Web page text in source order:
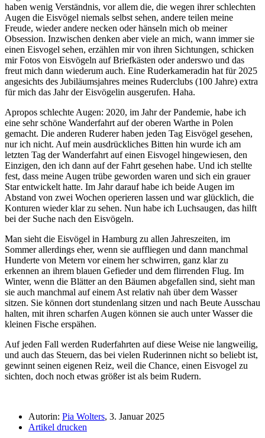
haben wenig Verständnis, vor allem die, die wegen ihrer schlechten
Augen die Eisvögel niemals selbst sehen, andere teilen meine
Freude, wieder andere necken oder hänseln mich ob meiner
Obsession. Inzwischen denken aber viele an mich, wann immer sie
einen Eisvogel sehen, erzählen mir von ihren Sichtungen, schicken
mir Fotos von Eisvögeln auf Briefkästen oder anderswo und das
freut mich dann wiederum auch. Eine Ruderkameradin hat für 2025
angesichts des Jubiläumsjahres meines Ruderclubs (100 Jahre) extra
für mich das Jahr der Eisvögelin ausgerufen. Haha.
Apropos schlechte Augen: 2020, im Jahr der Pandemie, habe ich
eine sehr schöne Wanderfahrt auf der oberen Warthe in Polen
gemacht. Die anderen Ruderer haben jeden Tag Eisvögel gesehen,
nur ich nicht. Auf mein ausdrückliches Bitten hin wurde ich am
letzten Tag der Wanderfahrt auf einen Eisvogel hingewiesen, den
Einzigen, den ich dann auf der Fahrt gesehen habe. Und ich stellte
fest, dass meine Augen trübe geworden waren und sich ein grauer
Star entwickelt hatte. Im Jahr darauf habe ich beide Augen im
Abstand von zwei Wochen operieren lassen und war glücklich, die
Konturen wieder klar zu sehen. Nun habe ich Luchsaugen, das hilft
bei der Suche nach den Eisvögeln.
Man sieht die Eisvögel in Hamburg zu allen Jahreszeiten, im
Sommer allerdings eher, wenn sie auffliegen und dann manchmal
Hunderte von Metern vor einem her schwirren, ganz klar zu
erkennen an ihrem blauen Gefieder und dem flirrenden Flug. Im
Winter, wenn die Blätter an den Bäumen abgefallen sind, sieht man
sie auch manchmal auf einem Ast relativ nah über dem Wasser
sitzen. Sie können dort stundenlang sitzen und nach Beute Ausschau
halten, mit ihren scharfen Augen können sie auch unter Wasser die
kleinen Fische erspähen.
Auf jeden Fall werden Ruderfahrten auf diese Weise nie langweilig,
und auch das Steuern, das bei vielen Ruderinnen nicht so beliebt ist,
gewinnt seinen eigenen Reiz, weil die Chance, einen Eisvogel zu
sichten, doch noch etwas größer ist als beim Rudern.
Autorin: Pia Wolters, 3. Januar 2025
Artikel drucken